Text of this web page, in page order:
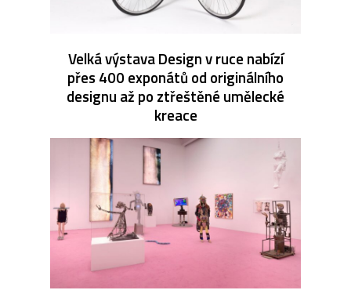
Velká výstava Design v ruce nabízí
přes 400 exponátů od originálního
designu až po ztřeštěné umělecké
kreace